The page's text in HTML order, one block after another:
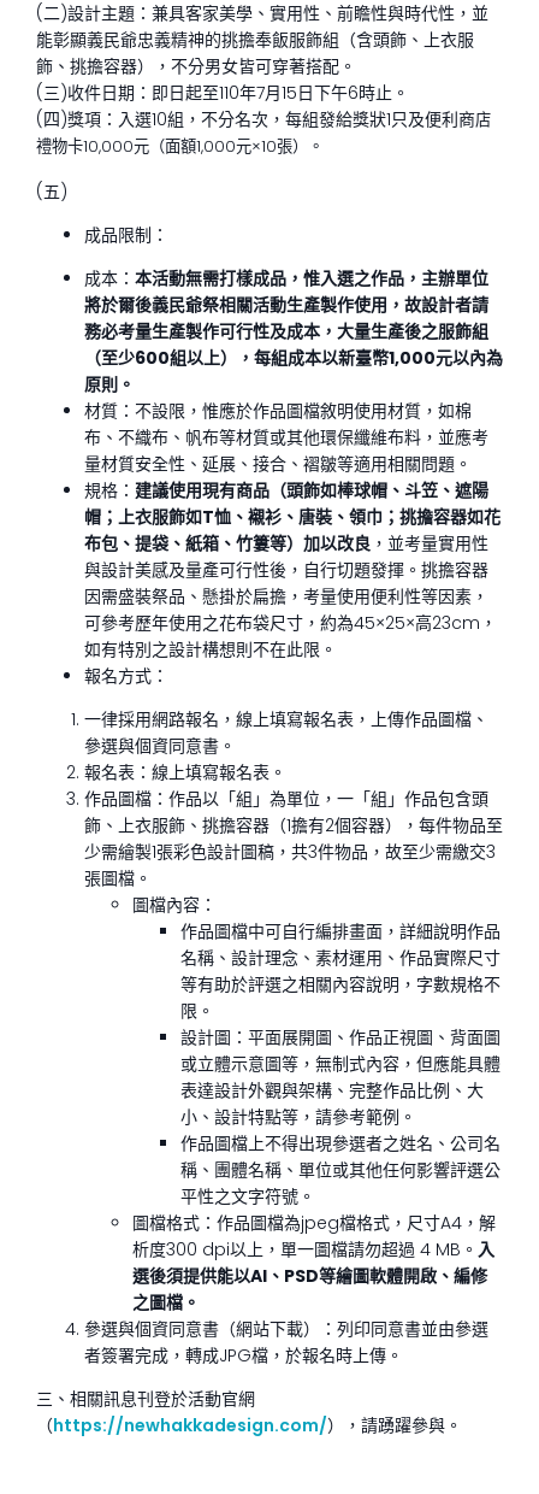
(二)設計主題：兼具客家美學、實用性、前瞻性與時代性，並
能彰顯義民爺忠義精神的挑擔奉飯服飾組（含頭飾、上衣服
飾、挑擔容器），不分男女皆可穿著搭配。
(三)收件日期：即日起至110年7月15日下午6時止。
(四)獎項：入選10組，不分名次，每組發給獎狀1只及便利商店
禮物卡10,000元（面額1,000元×10張）。
(五)
成品限制：
成本： 本活動無需打樣成品，惟入選之作品，主辦單位
將於爾後義民爺祭相關活動生產製作使用，故設計者請
務必考量生產製作可行性及成本，大量生產後之服飾組
（至少600組以上），每組成本以新臺幣1,000元以內為
原則。
材質：不設限，惟應於作品圖檔敘明使用材質，如棉
布、不織布、帆布等材質或其他環保纖維布料，並應考
量材質安全性、延展、接合、褶皺等適用相關問題。
規格： 建議使用現有商品（頭飾如棒球帽、斗笠、遮陽
帽；上衣服飾如T恤、襯衫、唐裝、領巾；挑擔容器如花
布包、提袋、紙箱、竹簍等）加以改良 ，並考量實用性
與設計美感及量產可行性後，自行切題發揮。挑擔容器
因需盛裝祭品、懸掛於扁擔，考量使用便利性等因素，
可參考歷年使用之花布袋尺寸，約為45×25×高23cm，
如有特別之設計構想則不在此限。
報名方式：
一律採用網路報名，線上填寫報名表，上傳作品圖檔、
參選與個資同意書。
報名表：線上填寫報名表。
作品圖檔：作品以「組」為單位，一「組」作品包含頭
飾、上衣服飾、挑擔容器（1擔有2個容器），每件物品至
少需繪製1張彩色設計圖稿，共3件物品，故至少需繳交3
張圖檔。
圖檔內容：
作品圖檔中可自行編排畫面，詳細說明作品
名稱、設計理念、素材運用、作品實際尺寸
等有助於評選之相關內容說明，字數規格不
限。
設計圖：平面展開圖、作品正視圖、背面圖
或立體示意圖等，無制式內容，但應能具體
表達設計外觀與架構、完整作品比例、大
小、設計特點等，請參考範例。
作品圖檔上不得出現參選者之姓名、公司名
稱、團體名稱、單位或其他任何影響評選公
平性之文字符號。
圖檔格式：作品圖檔為jpeg檔格式，尺寸A4，解
析度300 dpi以上，單一圖檔請勿超過 4 MB。 入
選後須提供能以AI、PSD等繪圖軟體開啟、編修
之圖檔。
參選與個資同意書（網站下載）：列印同意書並由參選
者簽署完成，轉成JPG檔，於報名時上傳。
三、相關訊息刊登於活動官網
（https://newhakkadesign.com/），請踴躍參與。